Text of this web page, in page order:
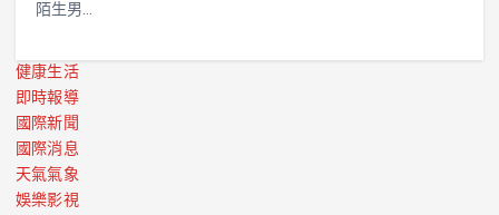
陌生男…
健康生活
即時報導
國際新聞
國際消息
天氣氣象
娛樂影視